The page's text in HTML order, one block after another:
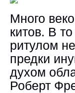
Много
китов. В
ритулом
предки
духом
Роберт